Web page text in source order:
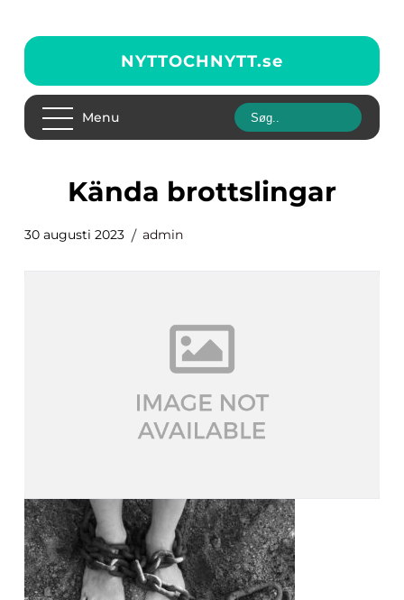
NYTTOCHNYTT.se
Menu
kända brottslingar
30 augusti 2023 admin